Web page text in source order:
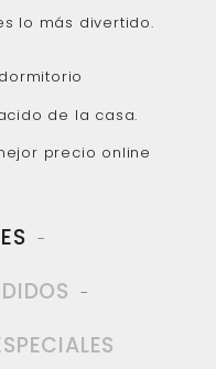
lo más divertido.
de la casa.
precio online